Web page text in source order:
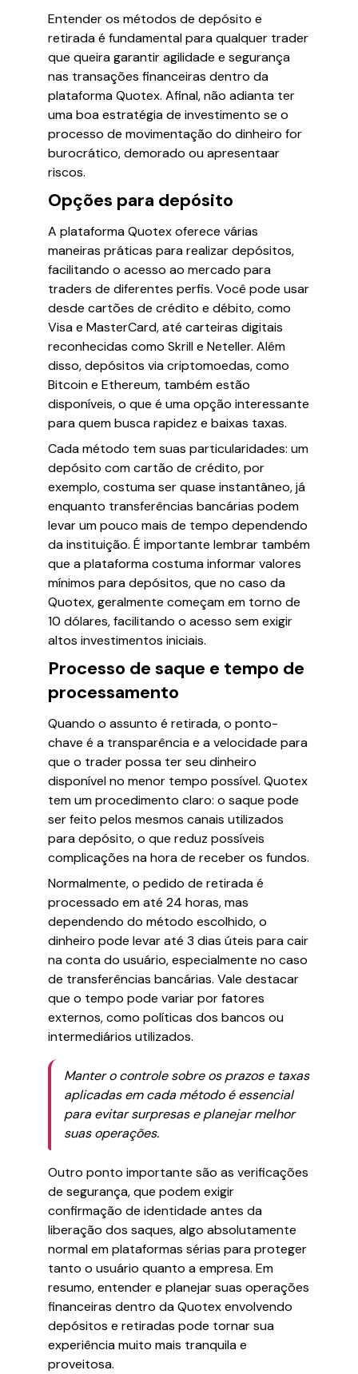
Entender os métodos de depósito e
retirada é fundamental para qualquer trader
que queira garantir agilidade e segurança
nas transações financeiras dentro da
plataforma Quotex. Afinal, não adianta ter
uma boa estratégia de investimento se o
processo de movimentação do dinheiro for
burocrático, demorado ou apresentaar
riscos.
Opções para depósito
A plataforma Quotex oferece várias
maneiras práticas para realizar depósitos,
facilitando o acesso ao mercado para
traders de diferentes perfis. Você pode usar
desde cartões de crédito e débito, como
Visa e MasterCard, até carteiras digitais
reconhecidas como Skrill e Neteller. Além
disso, depósitos via criptomoedas, como
Bitcoin e Ethereum, também estão
disponíveis, o que é uma opção interessante
para quem busca rapidez e baixas taxas.
Cada método tem suas particularidades: um
depósito com cartão de crédito, por
exemplo, costuma ser quase instantâneo, já
enquanto transferências bancárias podem
levar um pouco mais de tempo dependendo
da instituição. É importante lembrar também
que a plataforma costuma informar valores
mínimos para depósitos, que no caso da
Quotex, geralmente começam em torno de
10 dólares, facilitando o acesso sem exigir
altos investimentos iniciais.
Processo de saque e tempo de
processamento
Quando o assunto é retirada, o ponto-
chave é a transparência e a velocidade para
que o trader possa ter seu dinheiro
disponível no menor tempo possível. Quotex
tem um procedimento claro: o saque pode
ser feito pelos mesmos canais utilizados
para depósito, o que reduz possíveis
complicações na hora de receber os fundos.
Normalmente, o pedido de retirada é
processado em até 24 horas, mas
dependendo do método escolhido, o
dinheiro pode levar até 3 dias úteis para cair
na conta do usuário, especialmente no caso
de transferências bancárias. Vale destacar
que o tempo pode variar por fatores
externos, como políticas dos bancos ou
intermediários utilizados.
Manter o controle sobre os prazos e taxas
aplicadas em cada método é essencial
para evitar surpresas e planejar melhor
suas operações.
Outro ponto importante são as verificações
de segurança, que podem exigir
confirmação de identidade antes da
liberação dos saques, algo absolutamente
normal em plataformas sérias para proteger
tanto o usuário quanto a empresa. Em
resumo, entender e planejar suas operações
financeiras dentro da Quotex envolvendo
depósitos e retiradas pode tornar sua
experiência muito mais tranquila e
proveitosa.